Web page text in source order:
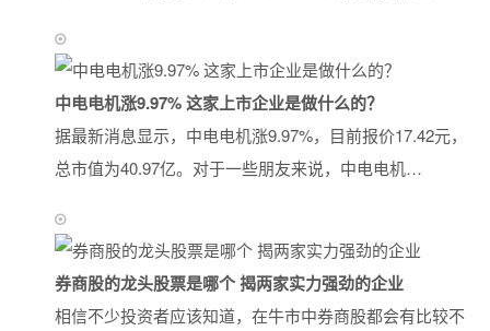
中电电机涨9.97% 这家上市企业是做什么的？
据最新消息显示，中电电机涨9.97%，目前报价17.42元，
总市值为40.97亿。对于一些朋友来说，中电电机…
券商股的龙头股票是哪个 揭两家实力强劲的企业
相信不少投资者应该知道，在牛市中券商股都会有比较不